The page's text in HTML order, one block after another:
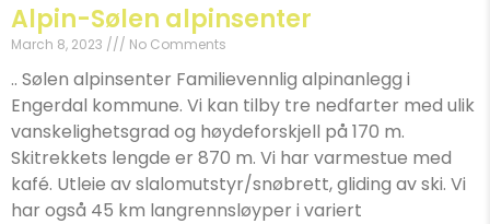
Alpin-Sølen alpinsenter
March 8, 2023 No Comments
.. Sølen alpinsenter Familievennlig alpinanlegg i
Engerdal kommune. Vi kan tilby tre nedfarter med ulik
vanskelighetsgrad og høydeforskjell på 170 m.
Skitrekkets lengde er 870 m. Vi har varmestue med
kafé. Utleie av slalomutstyr/snøbrett, gliding av ski. Vi
har også 45 km langrennsløyper i variert